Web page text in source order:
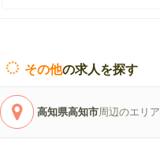
その他の求人を探す
高知県高知市周辺のエリア